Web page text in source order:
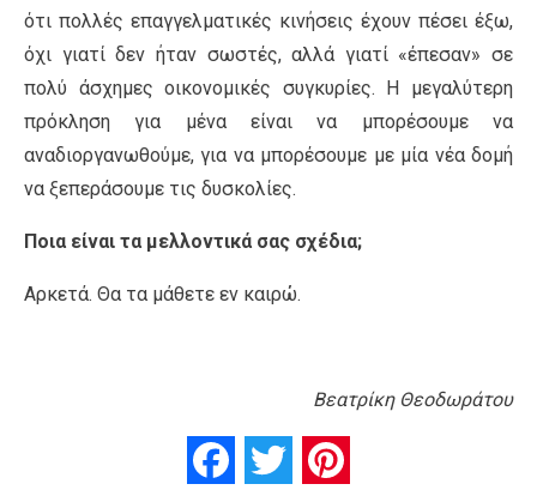
ότι πολλές επαγγελματικές κινήσεις έχουν πέσει έξω,
όχι γιατί δεν ήταν σωστές, αλλά γιατί «έπεσαν» σε
πολύ άσχημες οικονομικές συγκυρίες. Η μεγαλύτερη
πρόκληση για μένα είναι να μπορέσουμε να
αναδιοργανωθούμε, για να μπορέσουμε με μία νέα δομή
να ξεπεράσουμε τις δυσκολίες.
Ποια είναι τα μελλοντικά σας σχέδια;
Αρκετά. Θα τα μάθετε εν καιρώ.
Bεατρίκη Θεοδωράτου
FacebookTwitter